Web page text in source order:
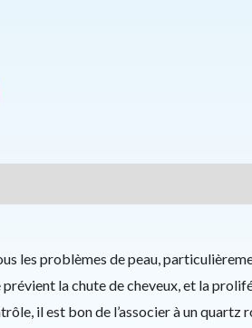
les problèmes de peau,
la chute de cheveux, et la
il est bon de l’associer à un quartz